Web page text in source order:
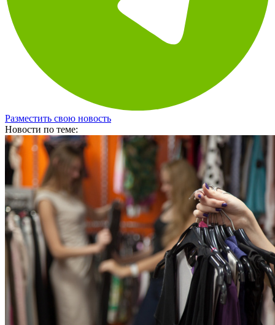
Разместить свою новость
Новости по теме: